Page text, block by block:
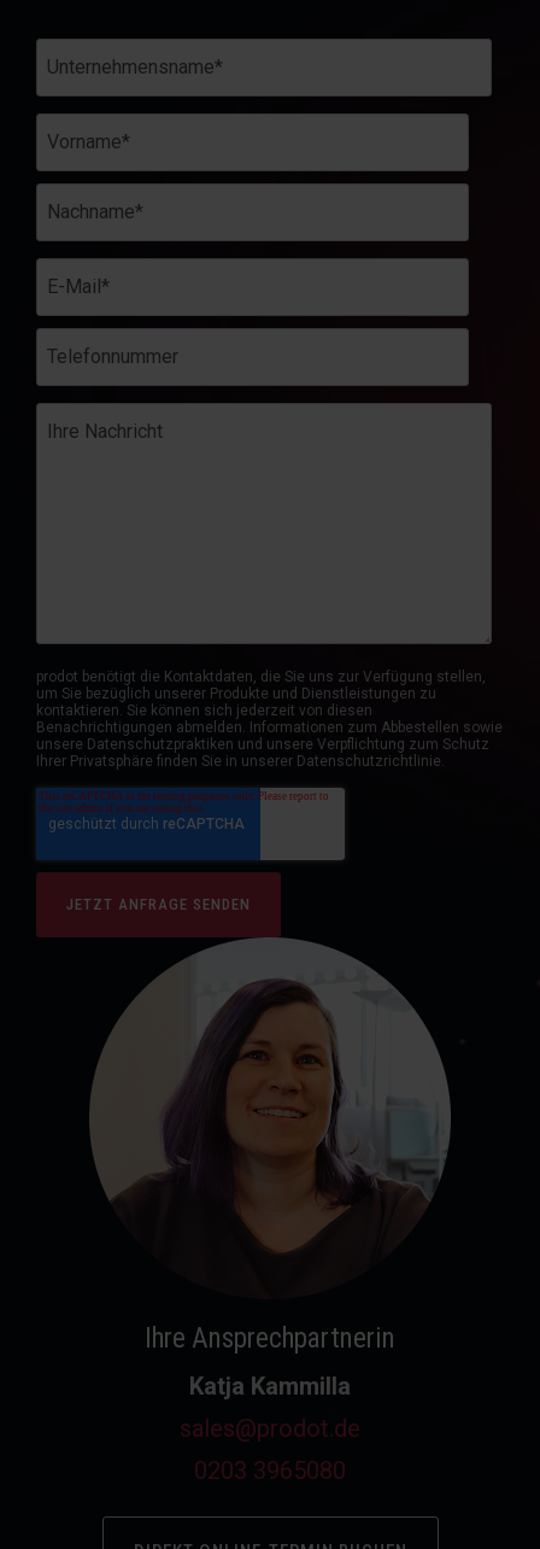
prodot benötigt die Kontaktdaten, die Sie uns zur Verfügung stellen,
um Sie bezüglich unserer Produkte und Dienstleistungen zu
kontaktieren. Sie können sich jederzeit von diesen
Benachrichtigungen abmelden. Informationen zum Abbestellen sowie
unsere Datenschutzpraktiken und unsere Verpflichtung zum Schutz
Ihrer Privatsphäre finden Sie in unserer Datenschutzrichtlinie.
Ihre Ansprechpartnerin
Katja Kammilla
sales@prodot.de
0203 3965080